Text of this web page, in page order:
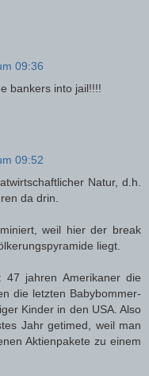
09:36
bankers into jail!!!!
09:52
Natur, d.h.
da drin.
weil hier der break
liegt.
47 jahren Amerikaner die
die letzten Babybommer-
Kinder in den USA. Also
Jahr getimed, weil man
Aktienpakete zu einem